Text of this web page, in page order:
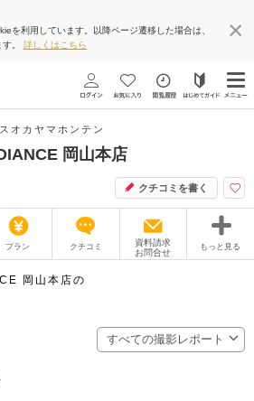
を利用しています。以降ページ遷移した場合は、
。 詳しくはこちら
オカヤマホンテン
岡山本店
クチコミを書く
プラン クチコミ
資料請求
お問合せ
もっと見る
ブログ
岡山本店の
すべての撮影レポート